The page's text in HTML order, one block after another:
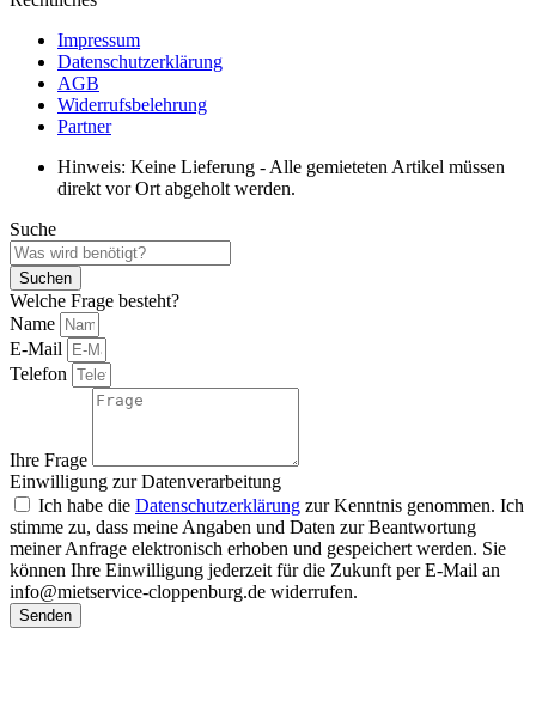
Impressum
Datenschutzerklärung
AGB
Widerrufsbelehrung
Partner
Hinweis: Keine Lieferung - Alle gemieteten Artikel müssen
direkt vor Ort abgeholt werden.
Suche
Suchen
Welche Frage besteht?
Name
E-Mail
Telefon
Ihre Frage
Einwilligung zur Datenverarbeitung
Ich habe die Datenschutzerklärung zur Kenntnis genommen. Ich
stimme zu, dass meine Angaben und Daten zur Beantwortung
meiner Anfrage elektronisch erhoben und gespeichert werden. Sie
können Ihre Einwilligung jederzeit für die Zukunft per E-Mail an
info@mietservice-cloppenburg.de widerrufen.
Senden